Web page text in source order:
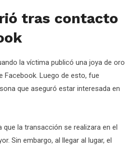
tras contacto
la víctima publicó una joya de oro
Facebook. Luego de esto, fue
que aseguró estar interesada en
que la transacción se realizara en el
Sin embargo, al llegar al lugar, el